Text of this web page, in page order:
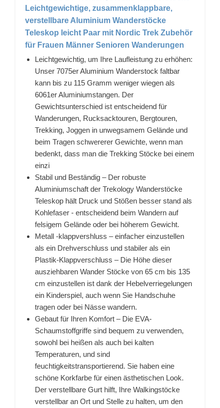
Leichtgewichtige, zusammenklappbare,
verstellbare Aluminium Wanderstöcke
Teleskop leicht Paar mit Nordic Trek Zubehör
für Frauen Männer Senioren Wanderungen
Leichtgewichtig, um Ihre Laufleistung zu erhöhen:
Unser 7075er Aluminium Wanderstock faltbar
kann bis zu 115 Gramm weniger wiegen als
6061er Aluminiumstangen. Der
Gewichtsunterschied ist entscheidend für
Wanderungen, Rucksacktouren, Bergtouren,
Trekking, Joggen in unwegsamem Gelände und
beim Tragen schwererer Gewichte, wenn man
bedenkt, dass man die Trekking Stöcke bei einem
einzi
Stabil und Beständig – Der robuste
Aluminiumschaft der Trekology Wanderstöcke
Teleskop hält Druck und Stößen besser stand als
Kohlefaser - entscheidend beim Wandern auf
felsigem Gelände oder bei höherem Gewicht.
Metall -klappvershluss – einfacher einzustellen
als ein Drehverschluss und stabiler als ein
Plastik-Klappverschluss – Die Höhe dieser
ausziehbaren Wander Stöcke von 65 cm bis 135
cm einzustellen ist dank der Hebelverriegelungen
ein Kinderspiel, auch wenn Sie Handschuhe
tragen oder bei Nässe wandern.
Gebaut für Ihren Komfort – Die EVA-
Schaumstoffgriffe sind bequem zu verwenden,
sowohl bei heißen als auch bei kalten
Temperaturen, und sind
feuchtigkeitstransportierend. Sie haben eine
schöne Korkfarbe für einen ästhetischen Look.
Der verstellbare Gurt hilft, Ihre Walkingstöcke
verstellbar an Ort und Stelle zu halten, um den